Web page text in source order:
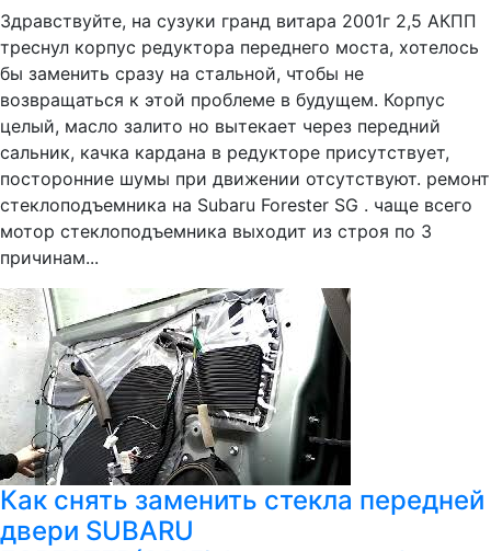
Здравствуйте, на сузуки гранд витара 2001г 2,5 АКПП
треснул корпус редуктора переднего моста, хотелось
бы заменить сразу на стальной, чтобы не
возвращаться к этой проблеме в будущем. Корпус
целый, масло залито но вытекает через передний
сальник, качка кардана в редукторе присутствует,
посторонние шумы при движении отсутствуют. ремонт
стеклоподъемника на Subaru Forester SG . чаще всего
мотор стеклоподъемника выходит из строя по 3
причинам...
Как снять заменить стекла передней
двери SUBARU